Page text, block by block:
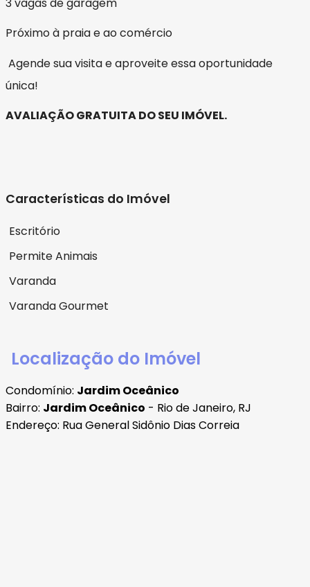
3 vagas de garagem
Próximo à praia e ao comércio
Agende sua visita e aproveite essa oportunidade
única!
AVALIAÇÃO GRATUITA DO SEU IMÓVEL.
Características do Imóvel
Escritório
Permite Animais
Varanda
Varanda Gourmet
Localização do Imóvel
Condomínio: Jardim Oceânico
Bairro: Jardim Oceânico - Rio de Janeiro, RJ
Endereço: Rua General Sidônio Dias Correia